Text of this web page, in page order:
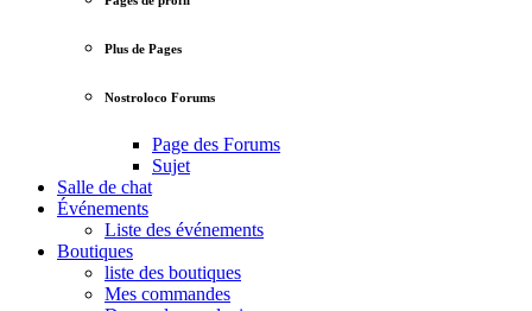
Plus de Pages
Nostroloco Forums
Page des Forums
Sujet
Salle de chat
Événements
Liste des événements
Boutiques
liste des boutiques
Mes commandes